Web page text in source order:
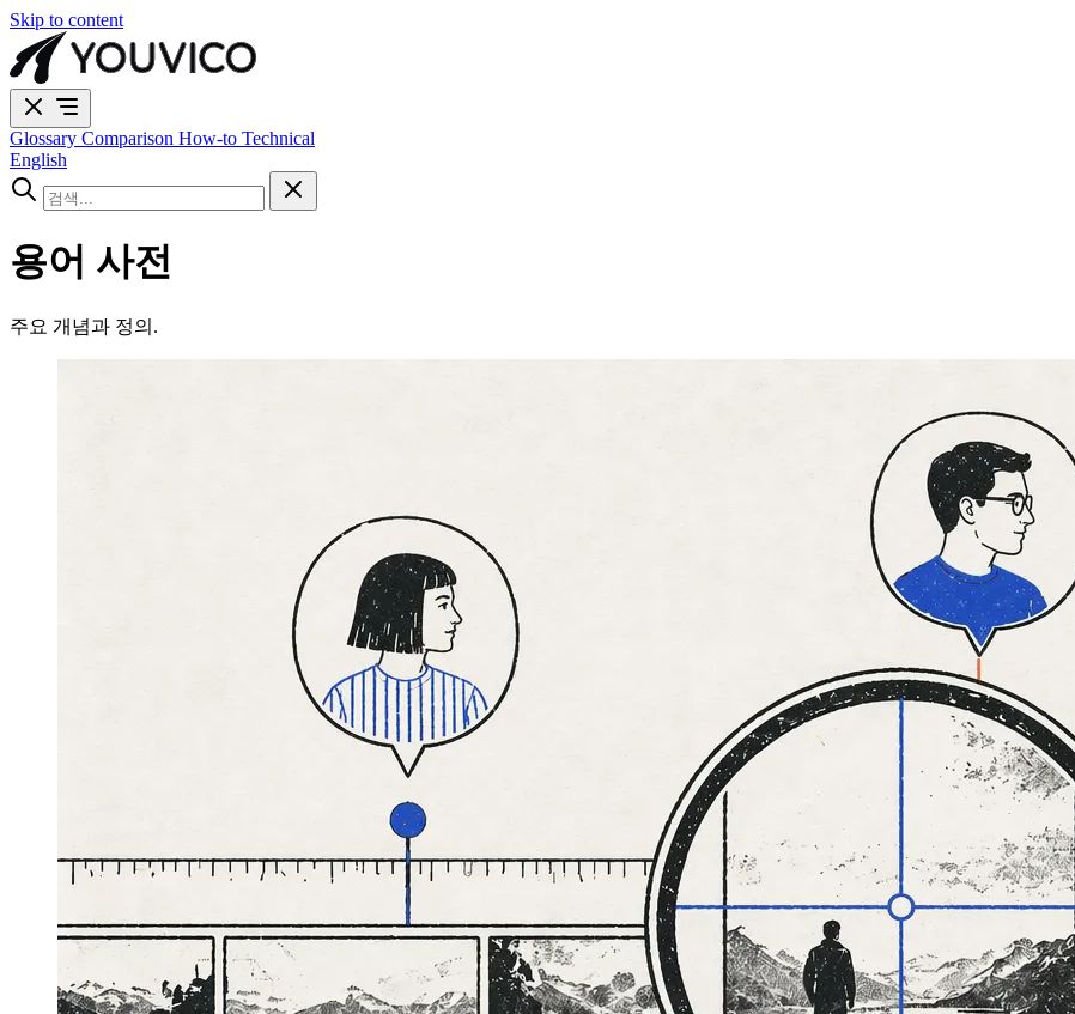
Skip to content
Glossary Comparison How-to Technical
English
용어 사전
주요 개념과 정의.